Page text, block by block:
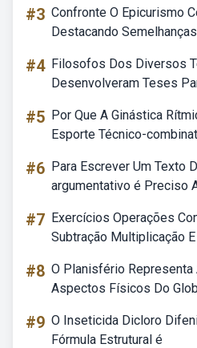
#3 Confronte O Epicurismo
Destacando
#4 Filosofos Dos Diversos
Desenvolveram Teses
#5 Por Que A Ginástica
Esporte Técnico-
#6 Para Escrever Um Texto
argumentativo é Preciso
#7 Exercícios Operações
Subtração Multiplicação
#8 O Planisfério
Aspectos Físicos Do
#9 O Inseticida Dicloro
Fórmula Estrutural é